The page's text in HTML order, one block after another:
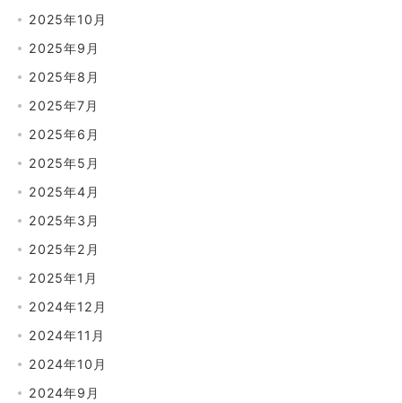
2025年10月
2025年9月
2025年8月
2025年7月
2025年6月
2025年5月
2025年4月
2025年3月
2025年2月
2025年1月
2024年12月
2024年11月
2024年10月
2024年9月